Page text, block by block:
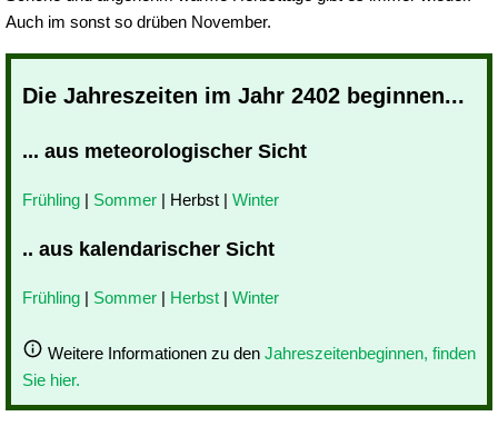
Auch im sonst so drüben November.
Die Jahreszeiten im Jahr 2402 beginnen...
... aus meteorologischer Sicht
Frühling | Sommer | Herbst | Winter
.. aus kalendarischer Sicht
Frühling | Sommer | Herbst | Winter
Weitere Informationen zu den Jahreszeitenbeginnen, finden
Sie hier.